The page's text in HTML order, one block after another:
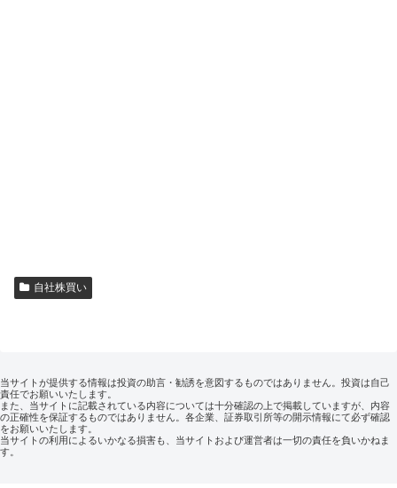
自社株買い
当サイトが提供する情報は投資の助言・勧誘を意図するものではありません。投資は自己
責任でお願いいたします。
また、当サイトに記載されている内容については十分確認の上で掲載していますが、内容
の正確性を保証するものではありません。各企業、証券取引所等の開示情報にて必ず確認
をお願いいたします。
当サイトの利用によるいかなる損害も、当サイトおよび運営者は一切の責任を負いかねま
す。